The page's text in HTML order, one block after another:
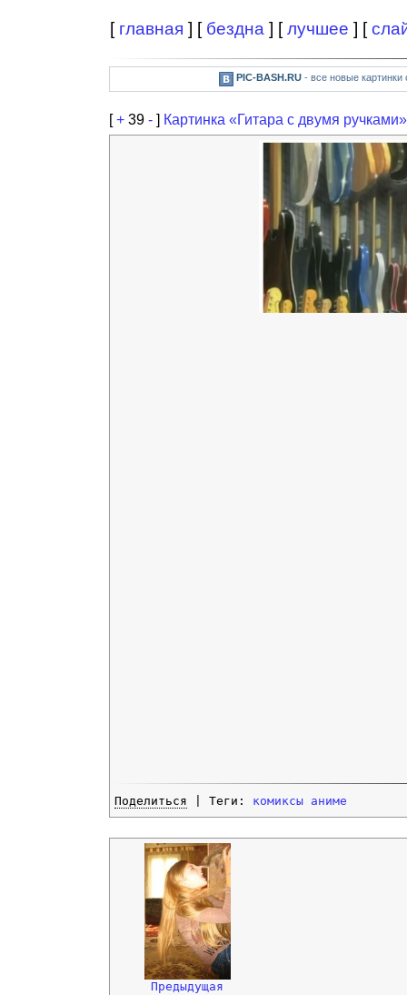
[ главная ] [ бездна ] [лучшее ] [
PIC-BASH.RU- все новые картинки
[+ 39 - ] Картинка «Гитара с двумя ручками»
Поделиться | Теги: комиксы аниме
Предыдущая